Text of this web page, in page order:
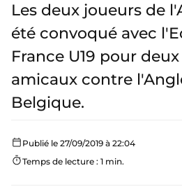
Les deux joueurs de
été convoqué avec
France U19 pour
amicaux contre
Belgique.
Publié le 27/09/2019 à 22:04
Temps de lecture : 1 min.